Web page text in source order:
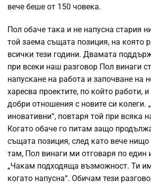
вече беше от 150 човека.
Пол обаче така и не напусна стария
той заема същата позиция, на която
всички тези години. Двамата
при всеки наш разговор Пол винаги
напускане на работа и започване на
харесва проектите, по който работи,
добри отношения с новите си колеги.
иновативни“, повтаря той при всяка
Когато обаче го питам защо
същата позиция, след като вече
там, Пол винаги ми отговаря по един
„Чакам подходяща възможност. Ти
когато напусна“. Обичам тези